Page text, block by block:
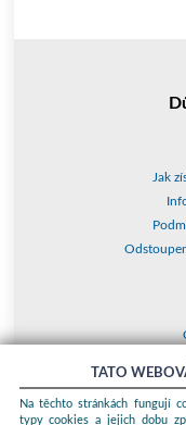
Jak
TATO
Na těchto stránkách fungují
typy cookies a jejich dobu